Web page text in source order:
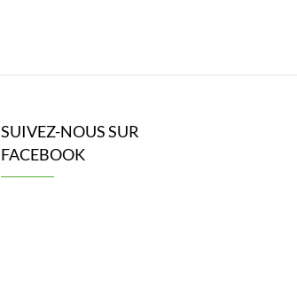
SUIVEZ-NOUS SUR
FACEBOOK